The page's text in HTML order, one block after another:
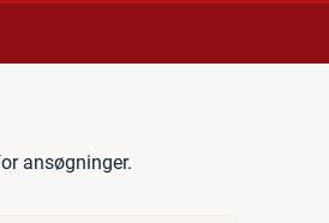
– Sjælland
ansøgninger.